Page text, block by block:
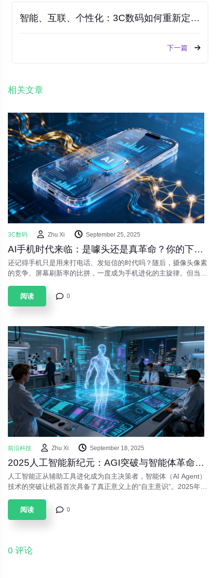
智能、互联、个性化：3C数码如何重新定义现代生活
下一篇
相关文章
3C数码 Zhu Xi September 25, 2025
AI手机时代来临：是噱头还是真革命？你的下一部手机将如何思考
还记得手机只是用来打电话、发短信的时代吗？随后，摄像头像素
的竞争、屏幕刷新率的比拼，一度成为手机进化的主旋律。但当硬
**人工智能**。2024年，被称为“AI手机元年”，各大品牌纷纷亮出AI
底牌。这场由大模型驱动的手机革命，究竟能为我们的日常生活带
设备的交互方式？
阅读 0
前沿科技 Zhu Xi September 18, 2025
2025人工智能新纪元：AGI突破与智能体革命重塑未来
人工智能正从辅助工具进化成为自主决策者，智能体（AI Agent）
技术的突破让机器首次具备了真正意义上的“自主意识”。2025年被
与闭环执行，实现从被动响应指令到主动解决复杂问题的跨越。这
不仅代表着技术的飞跃，更意味着人类与机器关系的根本性重构。
阅读 0
0 评论